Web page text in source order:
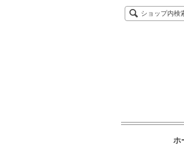
ショップ内検
ホ